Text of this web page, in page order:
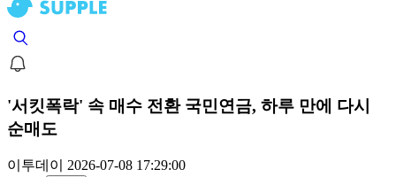
'서킷폭락' 속 매수 전환 국민연금, 하루 만에 다시
순매도
이투데이 2026-07-08 17:29:00